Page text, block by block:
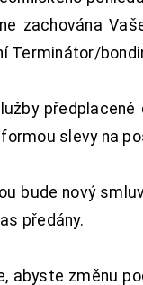
zachována
Terminátor/
slevy na
bude nový
předány.
abyste změnu